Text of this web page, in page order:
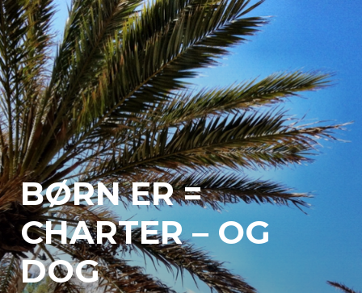
BØRN ER =
CHARTER – OG
DOG